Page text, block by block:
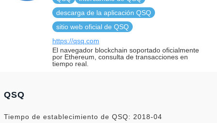
descarga de la aplicación QSQ
sitio web oficial de QSQ
https://qsq.com
El navegador blockchain soportado oficialmente
por Ethereum, consulta de transacciones en
tiempo real.
QSQ
Tiempo de establecimiento de QSQ: 2018-04